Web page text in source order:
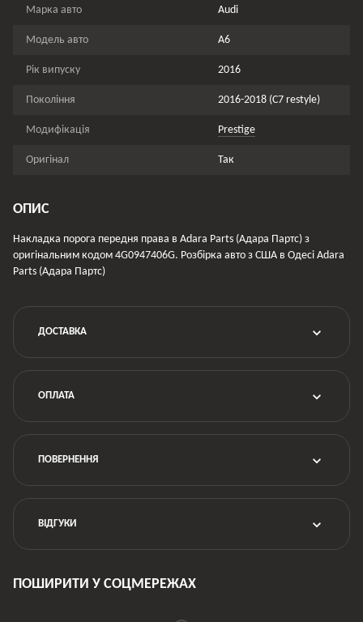
Марка авто Audi
Модель авто A6
Рік випуску 2016
Покоління 2016-2018 (C7 restyle)
Модифікація Prestige
Оригінал Так
ОПИС
Накладка порога передня права в Adara Parts (Адара Партс) з
оригінальним кодом 4G0947406G. Розбірка авто з США в Одесі Adara
Parts (Адара Партс)
ДОСТАВКА
ОПЛАТА
ПОВЕРНЕННЯ
ВІДГУКИ
ПОШИРИТИ У СОЦМЕРЕЖАХ